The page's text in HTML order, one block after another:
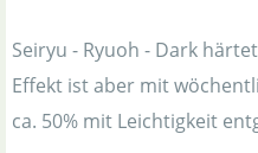
Seiryu - Ryuoh - Dark
Effekt ist aber mit
ca. 50% mit Leichtigkeit